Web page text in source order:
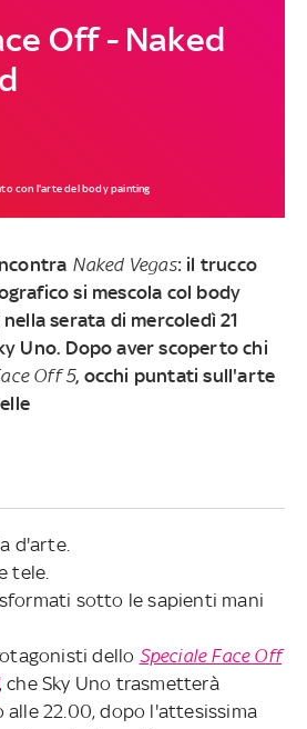
Off - Naked
con l'arte del body painting
Naked Vegas: il trucco
si mescola col body
serata di mercoledì21
Uno. Dopo aver scoperto chi
Off 5, occhi puntati sull'arte
d'arte.
tele.
sotto le sapienti mani
dello Speciale Face Off
che Sky Uno trasmetterà
alle 22.00, dopo l'attesissima